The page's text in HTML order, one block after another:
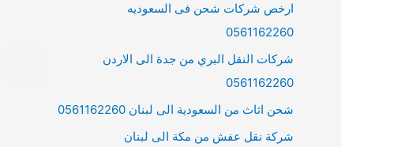
ارخص شركات شحن فى السعوديه
0561162260
شركات النقل البري من جدة الى الاردن
0561162260
شحن اثاث من السعودية الى لبنان 0561162260
شركة نقل عفش من مكة الى لبنان